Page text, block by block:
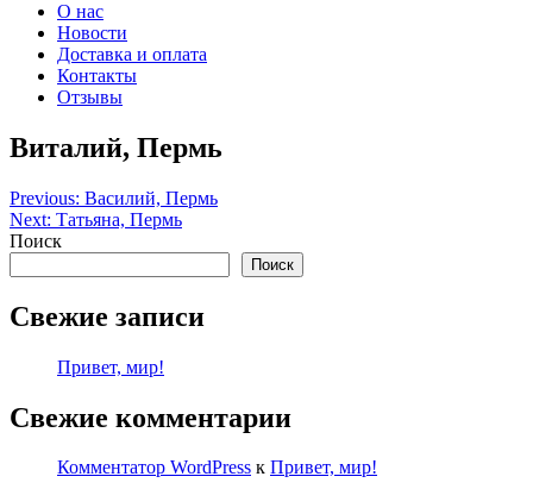
О нас
Новости
Доставка и оплата
Контакты
Отзывы
Виталий, Пермь
Навигация
по
Previous: Василий, Пермь
Next: Татьяна, Пермь
Поиск
Поиск
Свежие записи
Привет, мир!
Свежие комментарии
Комментатор WordPress к Привет, мир!